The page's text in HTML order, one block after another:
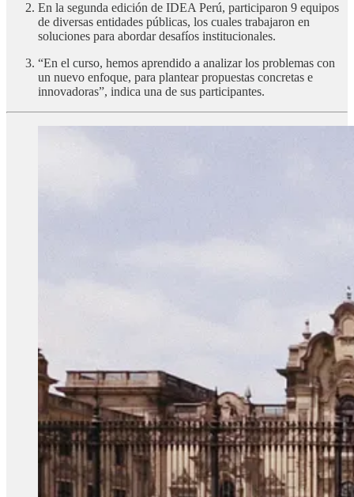
En la segunda edición de IDEA Perú, participaron 9 equipos
de diversas entidades públicas, los cuales trabajaron en
soluciones para abordar desafíos institucionales.
“En el curso, hemos aprendido a analizar los problemas con
un nuevo enfoque, para plantear propuestas concretas e
innovadoras”, indica una de sus participantes.